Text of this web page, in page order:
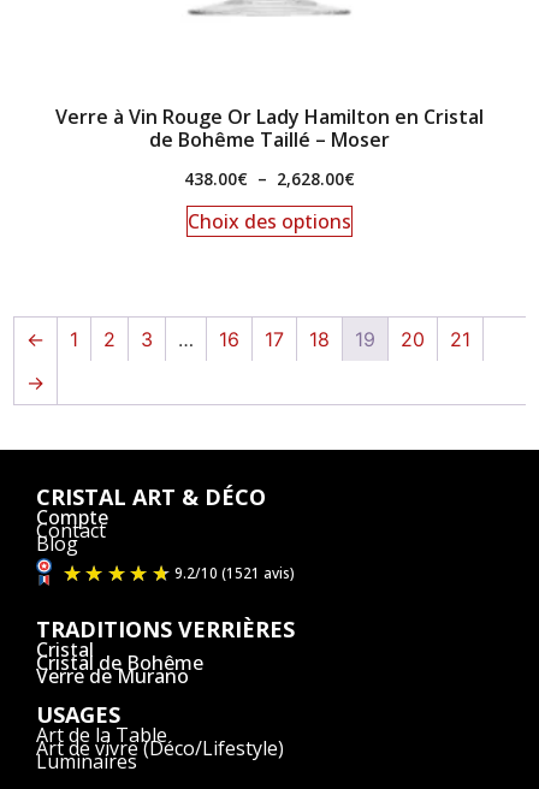
Verre à Vin Rouge Or Lady Hamilton en Cristal
de Bohême Taillé – Moser
438.00€ – 2,628.00€
Choix des options
← 1 2 3 … 16 17 18 19 20
21
→
CRISTAL ART & DÉCO
Compte
Contact
Blog
TRADITIONS VERRIÈRES
Cristal
Cristal de Bohême
Verre de Murano
USAGES
Art de la Table
Art de vivre (Déco/Lifestyle)
Luminaires